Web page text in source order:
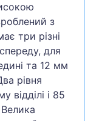
з
три різні
для
та 12 мм
рівня
відділі і 85